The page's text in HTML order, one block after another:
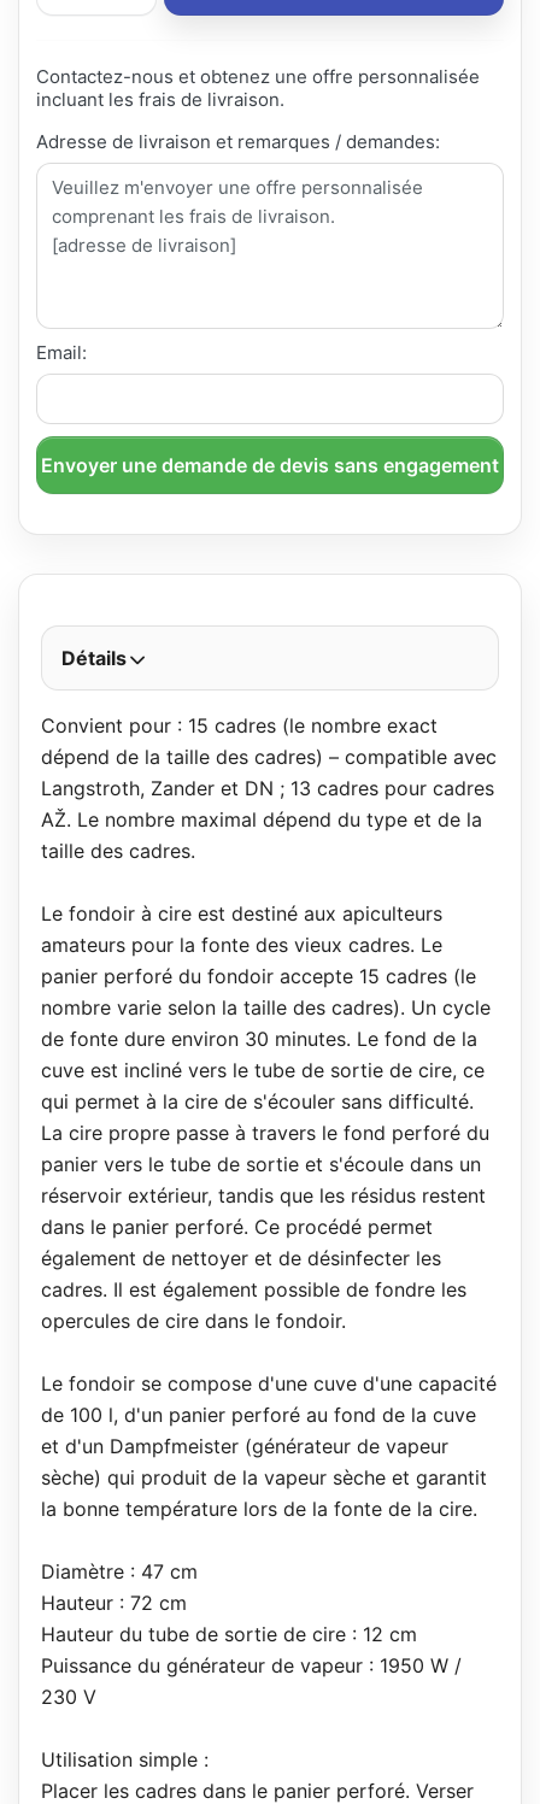
Contactez-nous et obtenez une offre personnalisée
incluant les frais de livraison.
Adresse de livraison et remarques / demandes:
Email:
Envoyer une demande de devis sans engagement
Détails
Convient pour : 15 cadres (le nombre exact
dépend de la taille des cadres) – compatible avec
Langstroth, Zander et DN ; 13 cadres pour cadres
AŽ. Le nombre maximal dépend du type et de la
taille des cadres.
Le fondoir à cire est destiné aux apiculteurs
amateurs pour la fonte des vieux cadres. Le
panier perforé du fondoir accepte 15 cadres (le
nombre varie selon la taille des cadres). Un cycle
de fonte dure environ 30 minutes. Le fond de la
cuve est incliné vers le tube de sortie de cire, ce
qui permet à la cire de s'écouler sans difficulté.
La cire propre passe à travers le fond perforé du
panier vers le tube de sortie et s'écoule dans un
réservoir extérieur, tandis que les résidus restent
dans le panier perforé. Ce procédé permet
également de nettoyer et de désinfecter les
cadres. Il est également possible de fondre les
opercules de cire dans le fondoir.
Le fondoir se compose d'une cuve d'une capacité
de 100 l, d'un panier perforé au fond de la cuve
et d'un Dampfmeister (générateur de vapeur
sèche) qui produit de la vapeur sèche et garantit
la bonne température lors de la fonte de la cire.
Diamètre : 47 cm
Hauteur : 72 cm
Hauteur du tube de sortie de cire : 12 cm
Puissance du générateur de vapeur : 1950 W /
230 V
Utilisation simple :
Placer les cadres dans le panier perforé. Verser